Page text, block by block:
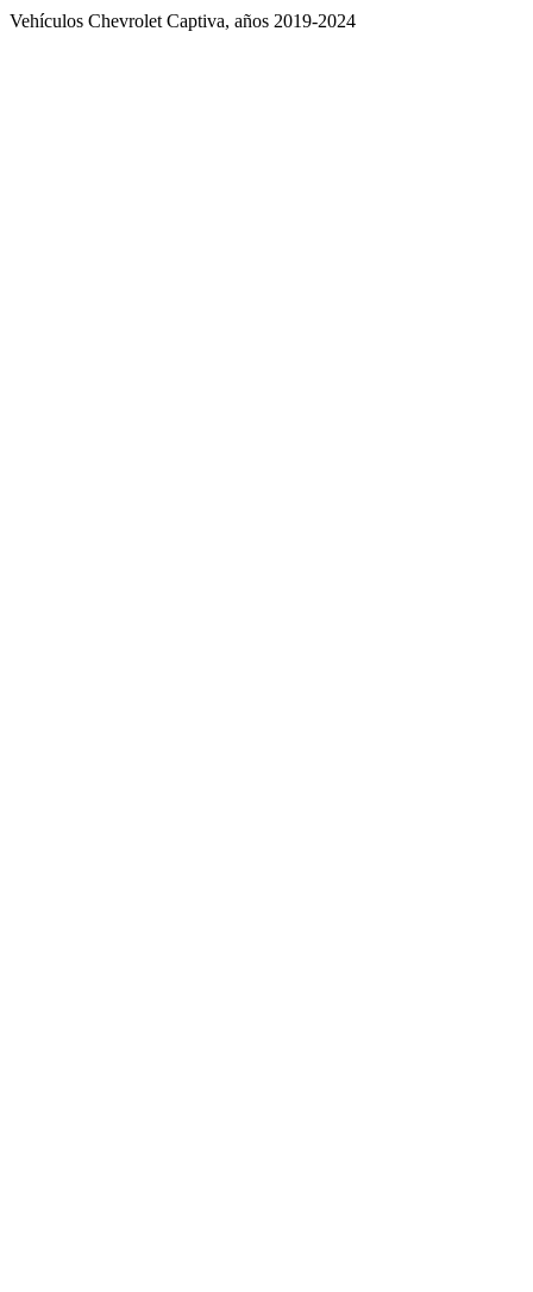
Vehículos Chevrolet Captiva, años 2019-2024